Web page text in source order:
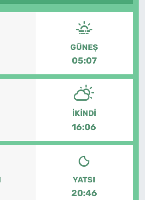
GÜNEŞ
05:07
İKINDI
16:06
YATSI
20:46